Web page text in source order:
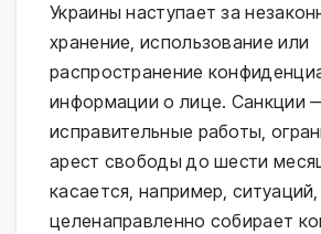
Украины наступает за
хранение, использование или
распространение
информации о лице. Санкции
исправительные работы,
арест свободы до шести
касается, например,
целенаправленно собирает